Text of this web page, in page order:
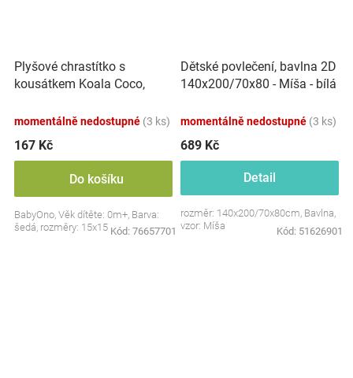
Plyšové chrastítko s
kousátkem Koala Coco,
momentálně nedostupné (3 ks)
167 Kč
Do košíku
BabyOno, Věk dítěte: 0m+, Barva:
šedá, rozměry: 15x15 cm.
Kód: 76657701
Dětské povlečení, bavlna 2D
140x200/70x80 - Míša - bílá
momentálně nedostupné (3 ks)
689 Kč
Detail
rozměr: 140x200/70x80cm, Bavlna,
vzor: Míša
Kód: 51626901